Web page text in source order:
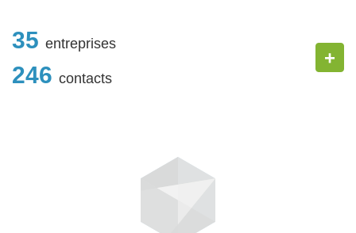
35 entreprises
246 contacts
+